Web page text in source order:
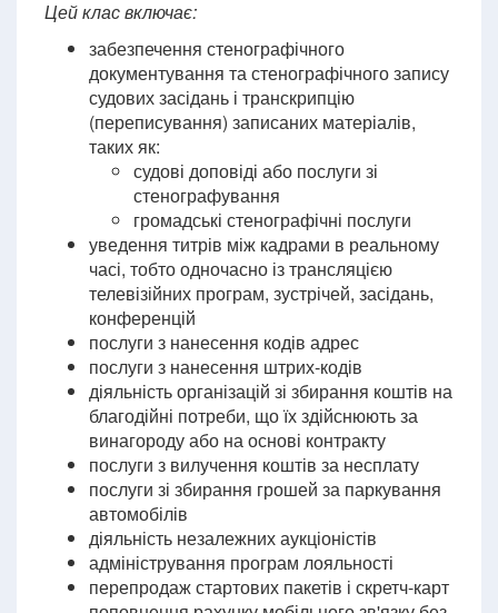
Цей клас включає:
забезпечення стенографічного
документування та стенографічного запису
судових засідань і транскрипцію
(переписування) записаних матеріалів,
таких як:
судові доповіді або послуги зі
стенографування
громадські стенографічні послуги
уведення титрів між кадрами в реальному
часі, тобто одночасно із трансляцією
телевізійних програм, зустрічей, засідань,
конференцій
послуги з нанесення кодів адрес
послуги з нанесення штрих-кодів
діяльність організацій зі збирання коштів на
благодійні потреби, що їх здійснюють за
винагороду або на основі контракту
послуги з вилучення коштів за несплату
послуги зі збирання грошей за паркування
автомобілів
діяльність незалежних аукціоністів
адміністрування програм лояльності
перепродаж стартових пакетів і скретч-карт